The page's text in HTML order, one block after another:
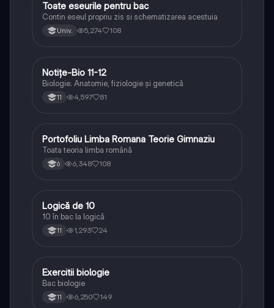
Limba și literatura română
Toate eseurile pentru bac
Contin eseul propriu zis si schematizarea acestuia
Univ. 5,274 108
Biologie
Notițe-Bio 11-12
Biologie. Anatomie, fiziologie și genetică
11 4,597 81
Limba și literatura română
Portofoliu Limba Romana Teorie Gimnaziu
Toata teoria limba română
6 6,348 108
Logică
Logică de 10
10 în bac la logică
11 1,293 24
Biologie
Exercitii biologie
Bac biologie
11 6,250 149